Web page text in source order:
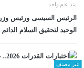
منذ عام واحد
الرئيس السيسى ورئيس
الوحيد لتحقيق السلام الدائم
غير مصنف